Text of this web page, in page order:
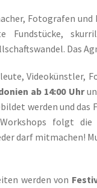
Fotografen
Fundstücke,
Das
Videokünstler,
ab 14:00 Uhr
werden und
folgt die
darf mitmachen!
werden von